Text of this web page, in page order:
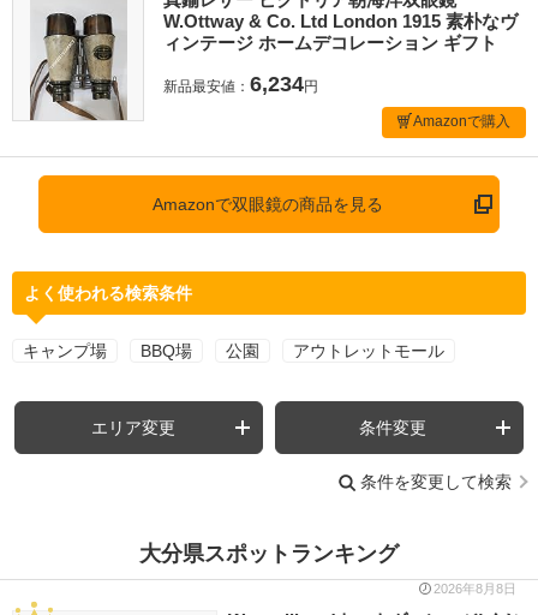
W.Ottway & Co. Ltd London 1915 素朴なヴ
ィンテージ ホームデコレーション ギフト
新品最安値： 6,234円
Amazonで購入
Amazonで双眼鏡の商品を見る
よく使われる検索条件
キャンプ場 BBQ場 公園 アウトレットモール
エリア変更 条件変更
条件を変更して検索
大分県スポットランキング
2026年8月8日